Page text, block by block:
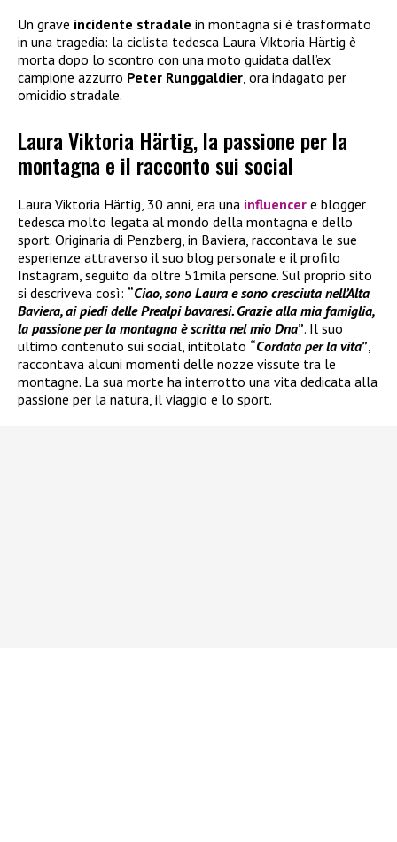
Un grave incidente stradale in montagna si è trasformato
in una tragedia: la ciclista tedesca Laura Viktoria Härtig è
morta dopo lo scontro con una moto guidata dall’ex
campione azzurro Peter Runggaldier, ora indagato per
omicidio stradale.
Laura Viktoria Härtig, la passione per la
montagna e il racconto sui social
Laura Viktoria Härtig, 30 anni, era una influencer e blogger
tedesca molto legata al mondo della montagna e dello
sport. Originaria di Penzberg, in Baviera, raccontava le sue
esperienze attraverso il suo blog personale e il profilo
Instagram, seguito da oltre 51mila persone. Sul proprio sito
si descriveva così: “Ciao, sono Laura e sono cresciuta nell’Alta
Baviera, ai piedi delle Prealpi bavaresi. Grazie alla mia famiglia,
la passione per la montagna è scritta nel mio Dna”. Il suo
ultimo contenuto sui social, intitolato “Cordata per la vita”
raccontava alcuni momenti delle nozze vissute tra le
montagne. La sua morte ha interrotto una vita dedicata alla
passione per la natura, il viaggio e lo sport.